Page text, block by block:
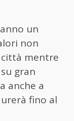
un
non
città mentre
gran
anche a
fino al